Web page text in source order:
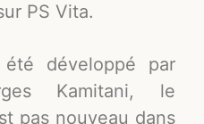
PS Vita.
été développé par
Kamitani, le
pas nouveau dans